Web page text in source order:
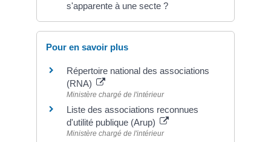
s'apparente à une secte ?
Pour en savoir plus
Répertoire national des associations
(RNA)
Ministère chargé de l'intérieur
Liste des associations reconnues
d'utilité publique (Arup)
Ministère chargé de l'intérieur